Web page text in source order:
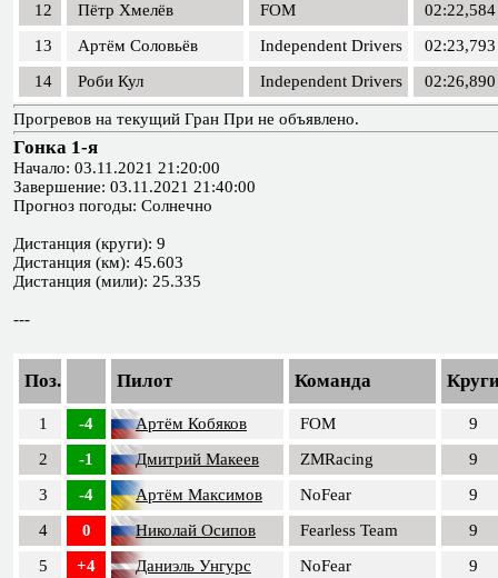
12
Пётр Хмелёв FOM
02:22,584
13
Артём Соловьёв Independent Drivers
02:23,793
14
Роби Кул Independent Drivers 02:26,890
Прогревов на текущий Гран При не объявлено.
Гонка 1-я
Начало: 03.11.2021 21:20:00
Завершение: 03.11.2021 21:40:00
Прогноз погоды: Солнечно
Дистанция (круги): 9
Дистанция (км): 45.603
Дистанция (мили): 25.335
---
Поз. Пилот Команда
1 -4 Артём Кобяков FOM
9
2
-1 Дмитрий Макеев ZMRacing
9
3
-4 Артём Максимов NoFear
9
4
0 Николай Осипов Fearless Team
9
5
+4 Даниэль Унгурс NoFear
9